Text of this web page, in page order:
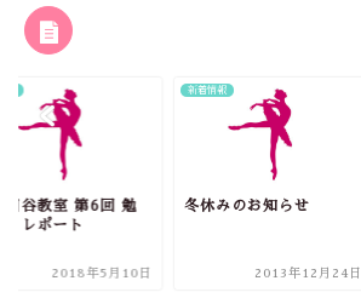
田谷教室 第6回 勉
」レポート
2018年5月10日
新着情報
冬休みのお知らせ
2013年12月24日